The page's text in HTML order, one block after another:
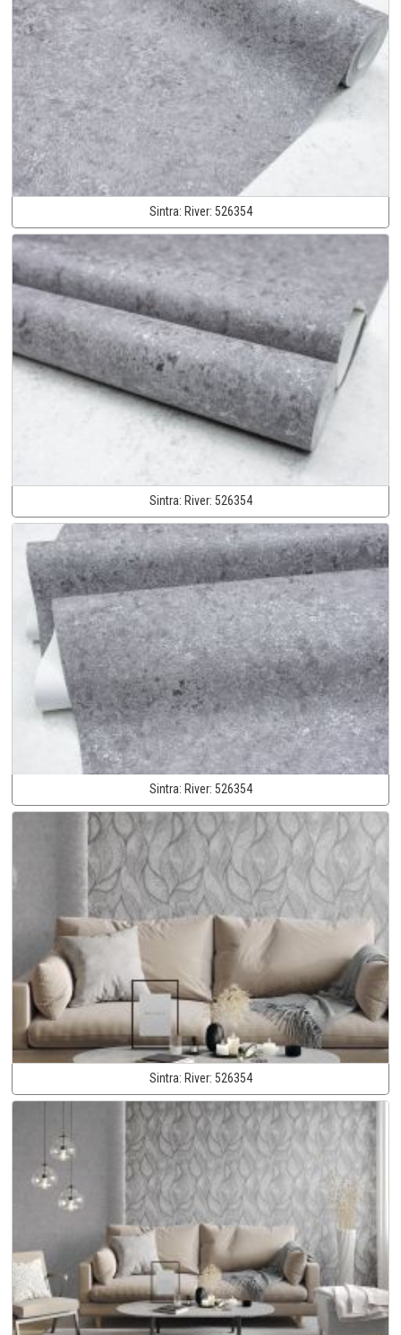
Sintra: River: 526354
Sintra: River: 526354
Sintra: River: 526354
Sintra: River: 526354